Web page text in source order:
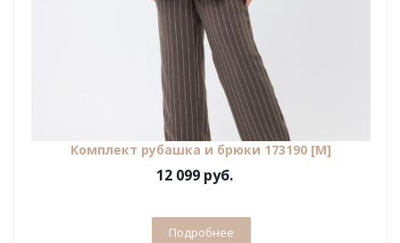
Комплект рубашка и брюки 173190 [М]
12 099 руб.
Подробнее